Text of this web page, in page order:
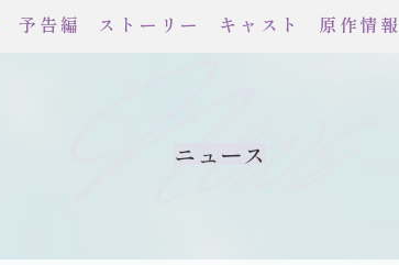
予告編 ストーリー キャスト 原作情報
News
ニュース